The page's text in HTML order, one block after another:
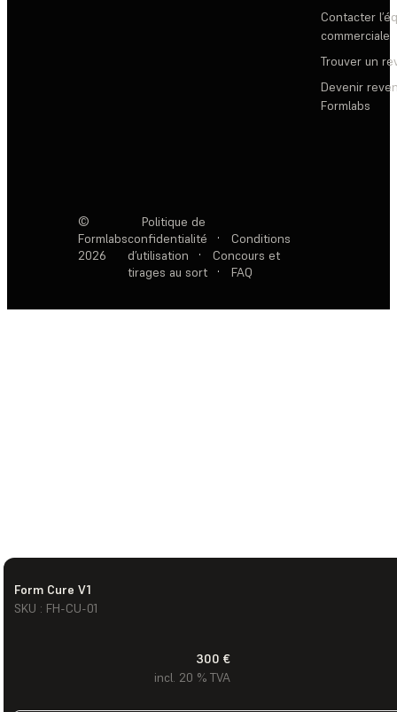
Form Cure V1
SKU : FH-CU-01
300 €
incl. 20 % TVA
Contacter
commerciale
Trouver un
Devenir
Formlabs
©
Formlabs
2026
Politique de
confidentialité
·
Conditions
d’utilisation
·
Concours et
tirages au sort
· FAQ